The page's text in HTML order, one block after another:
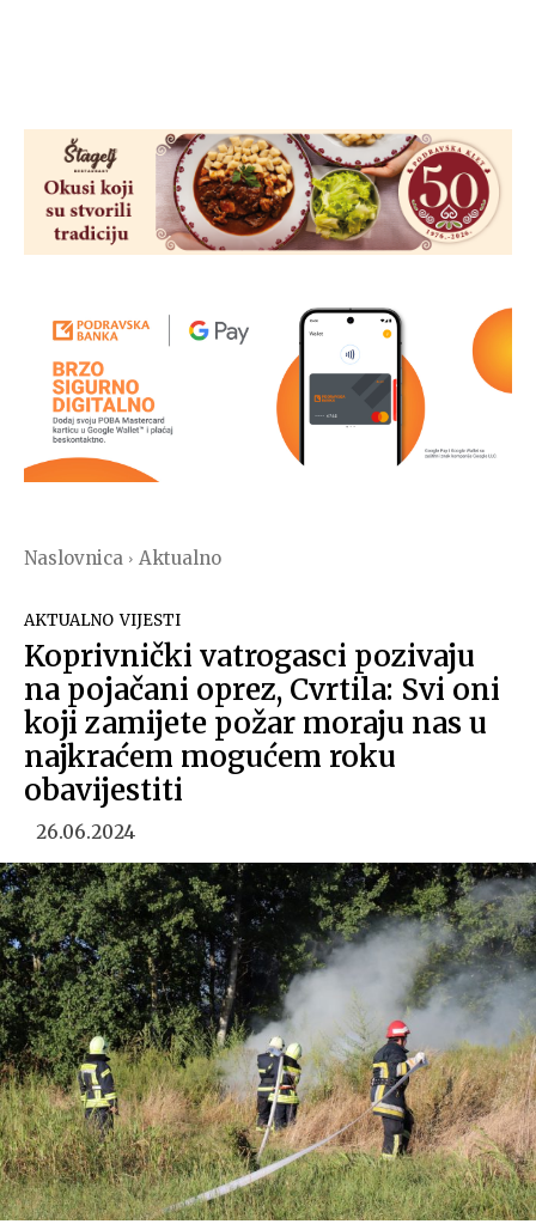
Naslovnica Aktualno
AKTUALNO VIJESTI
Koprivnički vatrogasci pozivaju
na pojačani oprez, Cvrtila: Svi oni
koji zamijete požar moraju nas u
najkraćem mogućem roku
obavijestiti
26.06.2024